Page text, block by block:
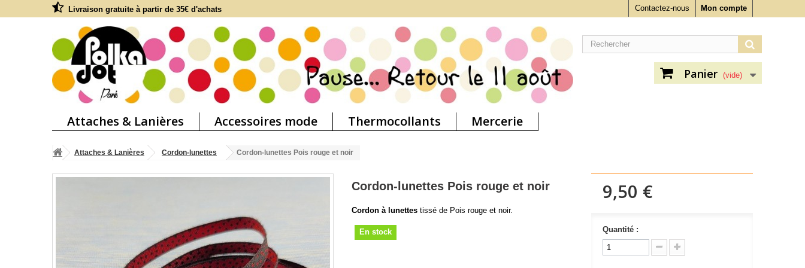
Mon compte
Contactez-nous
Livraison gratuite à partir de 35€ d'achats
Panier (vide)
Attaches & Lanières Accessoires mode Thermocollants Mercerie
Attaches & Lanières Cordon-lunettes Cordon-lunettes Pois rouge et noir
Cordon-lunettes Pois rouge et noir
Cordon à lunettes tissé de Pois rouge et noir.
En stock
9,50 €
Quantité :